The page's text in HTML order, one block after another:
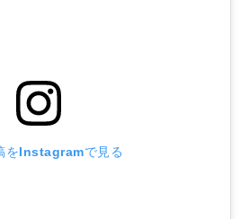
をInstagramで見る